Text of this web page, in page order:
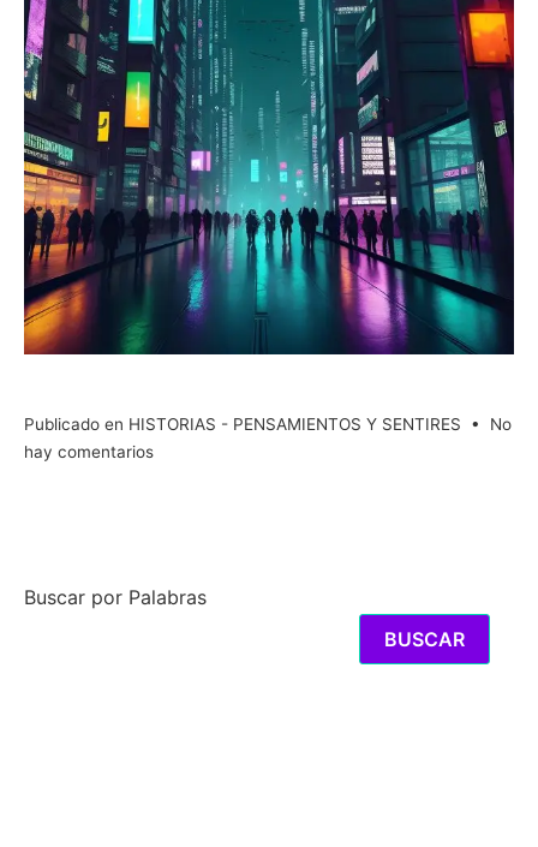
Publicado en HISTORIAS - PENSAMIENTOS Y SENTIRES • No
hay comentariosen
Buscar por Palabras
BUSCAR